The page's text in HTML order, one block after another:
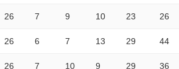
26 7 9 10 23 26
26 6 7 13 29 44
26 7 10 9 29 36